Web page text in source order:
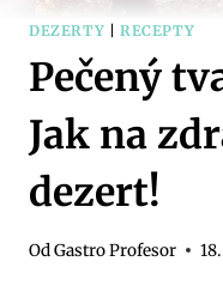
DEZERTY RECEPTY
Pečený
Jak na
dezert!
OdGastro Profesor